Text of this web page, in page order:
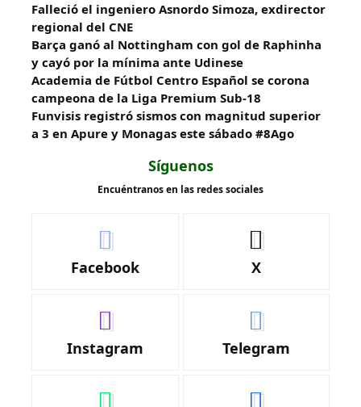
Falleció el ingeniero Asnordo Simoza, exdirector
regional del CNE
Barça ganó al Nottingham con gol de Raphinha
y cayó por la mínima ante Udinese
Academia de Fútbol Centro Español se corona
campeona de la Liga Premium Sub-18
Funvisis registró sismos con magnitud superior
a 3 en Apure y Monagas este sábado #8Ago
Síguenos
Encuéntranos en las redes sociales
Facebook X
Instagram Telegram